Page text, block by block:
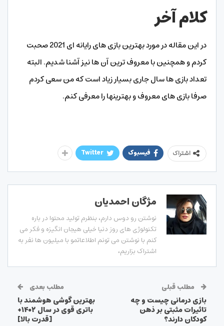
کلام آخر
در این مقاله در مورد بهترین بازی های رایانه ای 2021 صحبت
کردم و همچنین با معروف ترین آن ها نیز آشنا شدیم. البته
تعداد بازی ها سال جاری بسیار زیاد است که من سعی کردم
صرفا بازی های معروف و بهترینها را معرفی کنم.
اشتراک فیسبوک Twitter
مژگان احمدیان
نوشتن رو دوس دارم، بنظرم تولید محتوا در باره
تکنولوژی های روز دنیا خیلی هیجان انگیزه و فکر می
کنم با نوشتن می تونم اطلاعاتمو با میلیون ها نفر به
اشتراک بزاریم،
مطلب قبلی
بازی درمانی چیست و چه
تاثیرات مثبتی بر ذهن
کودکان دارند؟
مطلب بعدی
بهترین گوشی هوشمند با
باتری قوی در سال ۱۴۰۲+
[قدرت بالا]